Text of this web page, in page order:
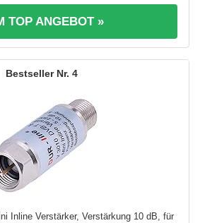
TOP ANGEBOT »
4
Inline Verstärker, Verstärkung 10 dB, für